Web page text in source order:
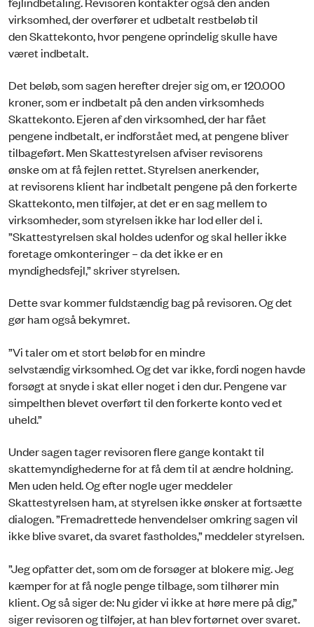
virksomhed, der overfører et udbetalt restbeløb til
den Skattekonto, hvor pengene oprindelig skulle have
været indbetalt.
Det beløb, som sagen herefter drejer sig om, er 120.000
kroner, som er indbetalt på den anden virksomheds
Skattekonto. Ejeren af den virksomhed, der har fået
pengene indbetalt, er indforstået med, at pengene bliver
tilbageført. Men Skattestyrelsen afviser revisorens
ønske om at få fejlen rettet. Styrelsen anerkender,
at revisorens klient har indbetalt pengene på den forkerte
Skattekonto, men tilføjer, at det er en sag mellem to
virksomheder, som styrelsen ikke har lod eller del i.
”Skattestyrelsen skal holdes udenfor og skal heller ikke
foretage omkonteringer – da det ikke er en
myndighedsfejl,” skriver styrelsen.
Dette svar kommer fuldstændig bag på revisoren. Og det
gør ham også bekymret.
”Vi taler om et stort beløb for en mindre
selvstændig virksomhed. Og det var ikke, fordi nogen havde
forsøgt at snyde i skat eller noget i den dur. Pengene var
simpelthen blevet overført til den forkerte konto ved et
uheld.”
Under sagen tager revisoren flere gange kontakt til
skattemyndighederne for at få dem til at ændre holdning.
Men uden held. Og efter nogle uger meddeler
Skattestyrelsen ham, at styrelsen ikke ønsker at fortsætte
dialogen. ”Fremadrettede henvendelser omkring sagen vil
ikke blive svaret, da svaret fastholdes,” meddeler styrelsen.
”Jeg opfatter det, som om de forsøger at blokere mig. Jeg
kæmper for at få nogle penge tilbage, som tilhører min
klient. Og så siger de: Nu gider vi ikke at høre mere på dig,”
siger revisoren og tilføjer, at han blev fortørnet over svaret.